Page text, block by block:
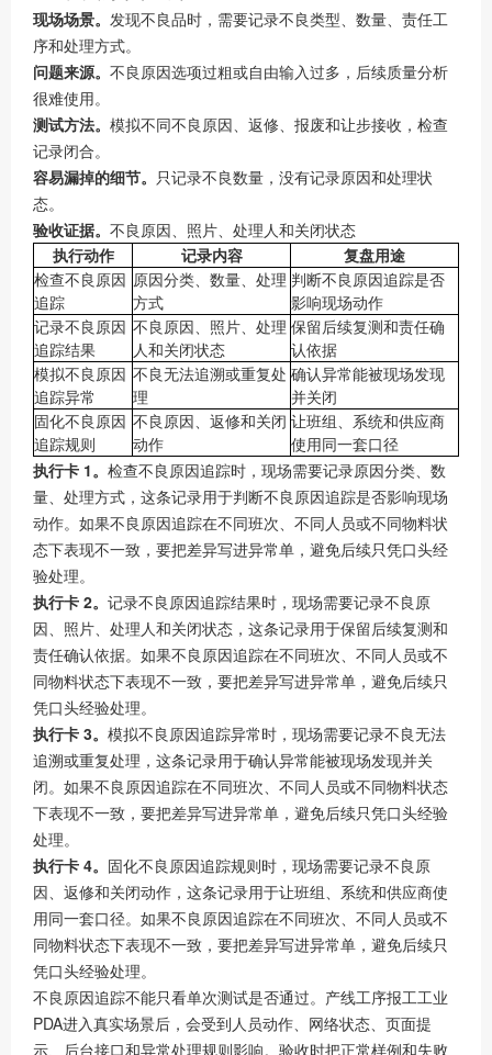
现场场景。 发现不良品时，需要记录不良类型、数量、责任工
序和处理方式。
问题来源。 不良原因选项过粗或自由输入过多，后续质量分析
很难使用。
测试方法。 模拟不同不良原因、返修、报废和让步接收，检查
记录闭合。
容易漏掉的细节。 只记录不良数量，没有记录原因和处理状
态。
验收证据。 不良原因、照片、处理人和关闭状态
执行动作
记录内容
复盘用途
检查不良原因
追踪
原因分类、数量、处理
方式
判断不良原因追踪是否
影响现场动作
记录不良原因
追踪结果
不良原因、照片、处理
人和关闭状态
保留后续复测和责任确
认依据
模拟不良原因
追踪异常
不良无法追溯或重复处
理
确认异常能被现场发现
并关闭
固化不良原因
追踪规则
不良原因、返修和关闭
动作
让班组、系统和供应商
使用同一套口径
执行卡 1。 检查不良原因追踪时，现场需要记录原因分类、数
量、处理方式，这条记录用于判断不良原因追踪是否影响现场
动作。如果不良原因追踪在不同班次、不同人员或不同物料状
态下表现不一致，要把差异写进异常单，避免后续只凭口头经
验处理。
执行卡 2。 记录不良原因追踪结果时，现场需要记录不良原
因、照片、处理人和关闭状态，这条记录用于保留后续复测和
责任确认依据。如果不良原因追踪在不同班次、不同人员或不
同物料状态下表现不一致，要把差异写进异常单，避免后续只
凭口头经验处理。
执行卡 3。 模拟不良原因追踪异常时，现场需要记录不良无法
追溯或重复处理，这条记录用于确认异常能被现场发现并关
闭。如果不良原因追踪在不同班次、不同人员或不同物料状态
下表现不一致，要把差异写进异常单，避免后续只凭口头经验
处理。
执行卡 4。 固化不良原因追踪规则时，现场需要记录不良原
因、返修和关闭动作，这条记录用于让班组、系统和供应商使
用同一套口径。如果不良原因追踪在不同班次、不同人员或不
同物料状态下表现不一致，要把差异写进异常单，避免后续只
凭口头经验处理。
不良原因追踪不能只看单次测试是否通过。产线工序报工工业
PDA进入真实场景后，会受到人员动作、网络状态、页面提
示、后台接口和异常处理规则影响。验收时把正常样例和失败